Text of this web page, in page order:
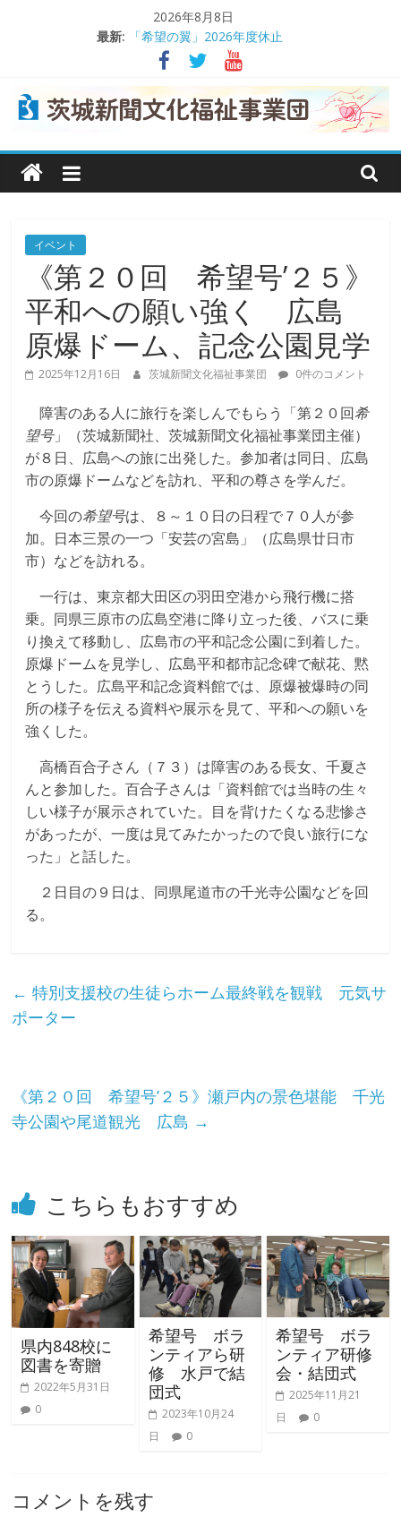
ッ
2026年8月8日
最新:
「希望の翼」2026年度休止
熊本地震義援金受け付け
茨城日産自動車が交通遺児支援
理事会で事業報告や決算を承認
交通遺児支援に役立てて
茨
城
新
聞
文
化
福
祉
事
業
団
イベント
《第２０回 希望号’２５》
平和への願い強く 広島
原爆ドーム、記念公園見学
2025年12月16日 茨城新聞文化福祉事業団 0件のコメント
障害のある人に旅行を楽しんでもらう「第２０回希
望号」（茨城新聞社、茨城新聞文化福祉事業団主催）
が８日、広島への旅に出発した。参加者は同日、広島
市の原爆ドームなどを訪れ、平和の尊さを学んだ。
今回の希望号は、８～１０日の日程で７０人が参
加。日本三景の一つ「安芸の宮島」（広島県廿日市
市）などを訪れる。
一行は、東京都大田区の羽田空港から飛行機に搭
乗。同県三原市の広島空港に降り立った後、バスに乗
り換えて移動し、広島市の平和記念公園に到着した。
原爆ドームを見学し、広島平和都市記念碑で献花、黙
とうした。広島平和記念資料館では、原爆被爆時の同
所の様子を伝える資料や展示を見て、平和への願いを
強くした。
高橋百合子さん（７３）は障害のある長女、千夏さ
んと参加した。百合子さんは「資料館では当時の生々
しい様子が展示されていた。目を背けたくなる悲惨さ
があったが、一度は見てみたかったので良い旅行にな
った」と話した。
２日目の９日は、同県尾道市の千光寺公園などを回
る。
← 特別支援校の生徒らホーム最終戦を観戦 元気サ
ポーター
《第２０回 希望号’２５》瀬戸内の景色堪能 千光
寺公園や尾道観光 広島 →
こちらもおすすめ
県内848校に
図書を寄贈
2022年5月31日
0
希望号 ボラ
ンティアら研
修 水戸で結
団式
2023年10月24
日
0
希望号 ボラ
ンティア研修
会・結団式
2025年11月21
日
0
コメントを残す